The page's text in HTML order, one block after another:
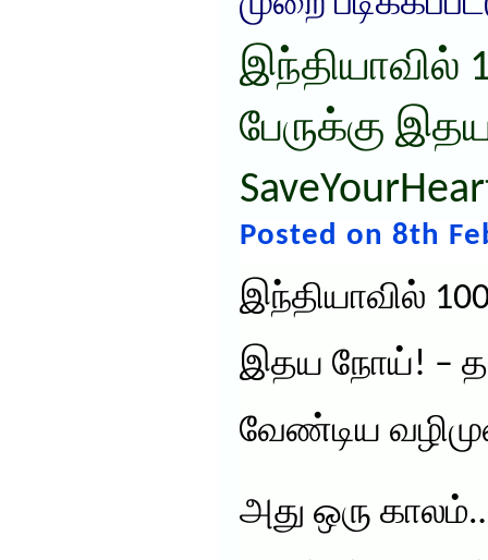
இந்தியாவில்
பேருக்கு
Posted on 8th
இந்தியாவில்
இதய நோய்! –
வேண்டிய
அது ஒரு